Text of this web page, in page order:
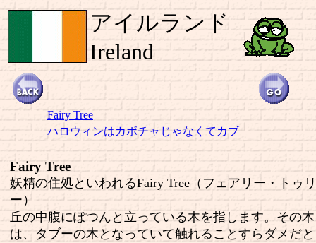
アイルランド
Ireland
Fairy Tree
ハロウィンはカボチャじゃなくてカブ
Fairy Tree
妖精の住処といわれるFairy Tree（フェアリー・トゥリ
ー）
丘の中腹にぽつんと立っている木を指します。その木
は、タブーの木となっていて触れることすらダメだと